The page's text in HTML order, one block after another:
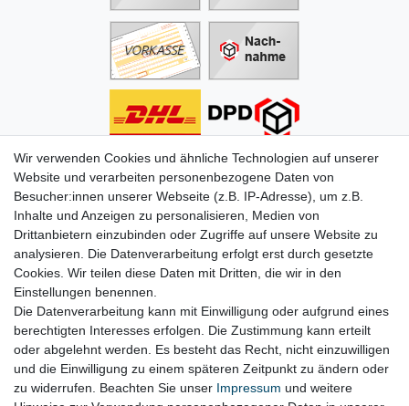
Informationen
Zahlung
Versand & Lieferung
Batterien & Pfand
Altölverordnung
Infos zum Elektrogesetz
ODR-Verordnung
FAQs
Hilfe
Kontakt
Mein Konto
Wir verwenden Cookies und ähnliche Technologien auf unserer
Website und verarbeiten personenbezogene Daten von
Besucher:innen unserer Webseite (z.B. IP-Adresse), um z.B.
Inhalte und Anzeigen zu personalisieren, Medien von
Drittanbietern einzubinden oder Zugriffe auf unsere Website zu
analysieren. Die Datenverarbeitung erfolgt erst durch gesetzte
Cookies. Wir teilen diese Daten mit Dritten, die wir in den
Einstellungen benennen.
Die Datenverarbeitung kann mit Einwilligung oder aufgrund eines
berechtigten Interesses erfolgen. Die Zustimmung kann erteilt
oder abgelehnt werden. Es besteht das Recht, nicht einzuwilligen
und die Einwilligung zu einem späteren Zeitpunkt zu ändern oder
zu widerrufen. Beachten Sie unser Impressum und weitere